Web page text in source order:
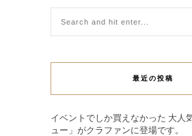
最近の投稿
イベントでしか買えなかった 大人
ュー」がクラファンに登場です。